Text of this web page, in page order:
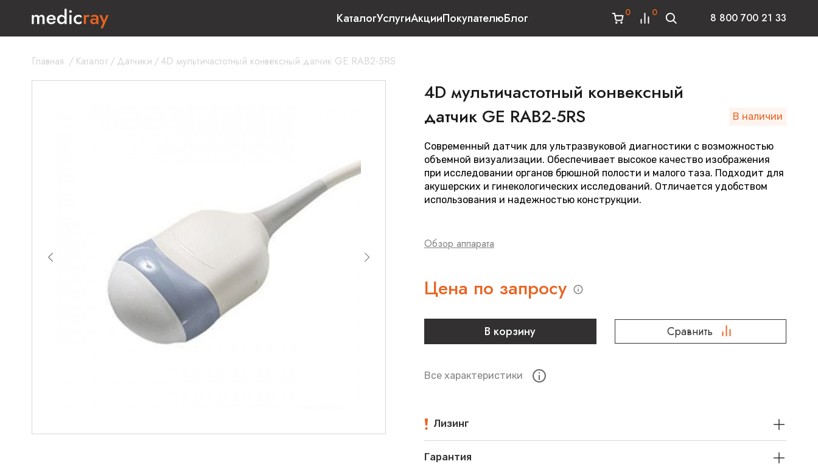
КаталогУслугиАкцииПокупателюБлог 0 0 8 800 700 21 33
Главная / Каталог/Датчики /4D мультичастотный конвексный датчик GE RAB2-5RS
4D мультичастотный конвексный
датчик GE RAB2-5RS
В наличии
Современный датчик для ультразвуковой диагностики с возможностью
объемной визуализации. Обеспечивает высокое качество изображения
при исследовании органов брюшной полости и малого таза. Подходит для
акушерских и гинекологических исследований. Отличается удобством
использования и надежностью конструкции.
Обзор аппарата
Цена по запросу
В корзину Сравнить
Все характеристики
Лизинг
Гарантия